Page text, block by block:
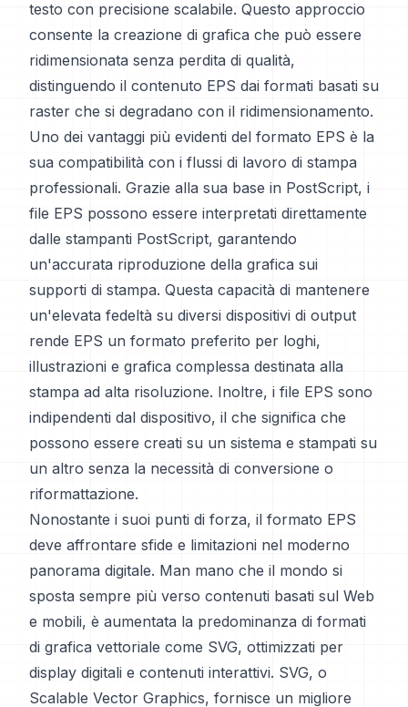
testo con precisione scalabile. Questo approccio
consente la creazione di grafica che può essere
ridimensionata senza perdita di qualità,
distinguendo il contenuto EPS dai formati basati su
raster che si degradano con il ridimensionamento.
Uno dei vantaggi più evidenti del formato EPS è la
sua compatibilità con i flussi di lavoro di stampa
professionali. Grazie alla sua base in PostScript, i
file EPS possono essere interpretati direttamente
dalle stampanti PostScript, garantendo
un'accurata riproduzione della grafica sui
supporti di stampa. Questa capacità di mantenere
un'elevata fedeltà su diversi dispositivi di output
rende EPS un formato preferito per loghi,
illustrazioni e grafica complessa destinata alla
stampa ad alta risoluzione. Inoltre, i file EPS sono
indipendenti dal dispositivo, il che significa che
possono essere creati su un sistema e stampati su
un altro senza la necessità di conversione o
riformattazione.
Nonostante i suoi punti di forza, il formato EPS
deve affrontare sfide e limitazioni nel moderno
panorama digitale. Man mano che il mondo si
sposta sempre più verso contenuti basati sul Web
e mobili, è aumentata la predominanza di formati
di grafica vettoriale come SVG, ottimizzati per
display digitali e contenuti interattivi. SVG, o
Scalable Vector Graphics, fornisce un migliore